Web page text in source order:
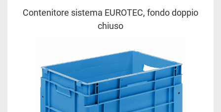
Contenitore sistema EUROTEC, fondo doppio
chiuso